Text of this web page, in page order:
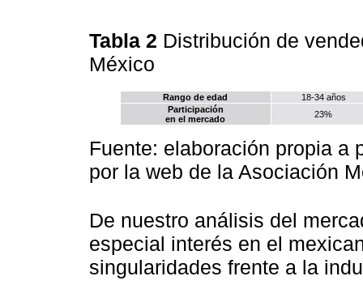
Tabla 2 Distribución de
México
Rango de edad
18-34 años
Participación
en el mercado
23%
Fuente: elaboración propia a
por la web de la Asociación
De nuestro análisis del
especial interés en el
singularidades frente a la